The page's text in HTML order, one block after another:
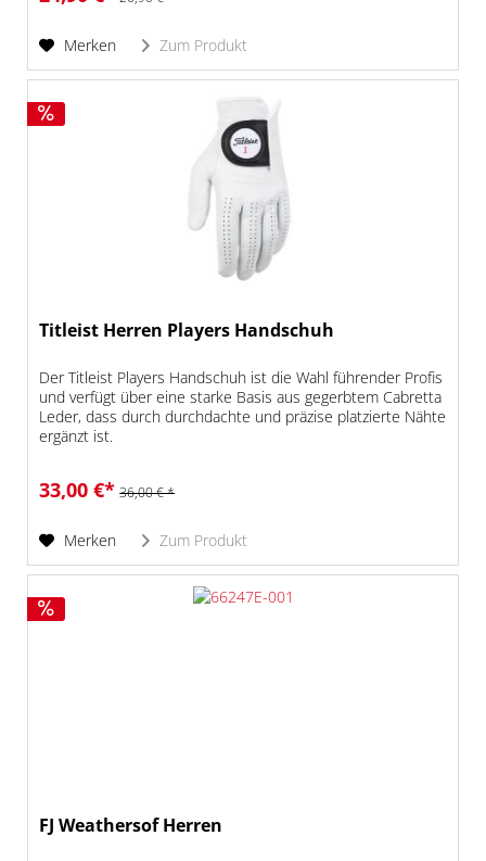
Merken Zum Produkt
Titleist Herren Players Handschuh
Der Titleist Players Handschuh ist die Wahl führender Profis
und verfügt über eine starke Basis aus gegerbtem Cabretta
Leder, dass durch durchdachte und präzise platzierte Nähte
ergänzt ist.
33,00 €* 36,00 € *
Merken Zum Produkt
FJ Weathersof Herren